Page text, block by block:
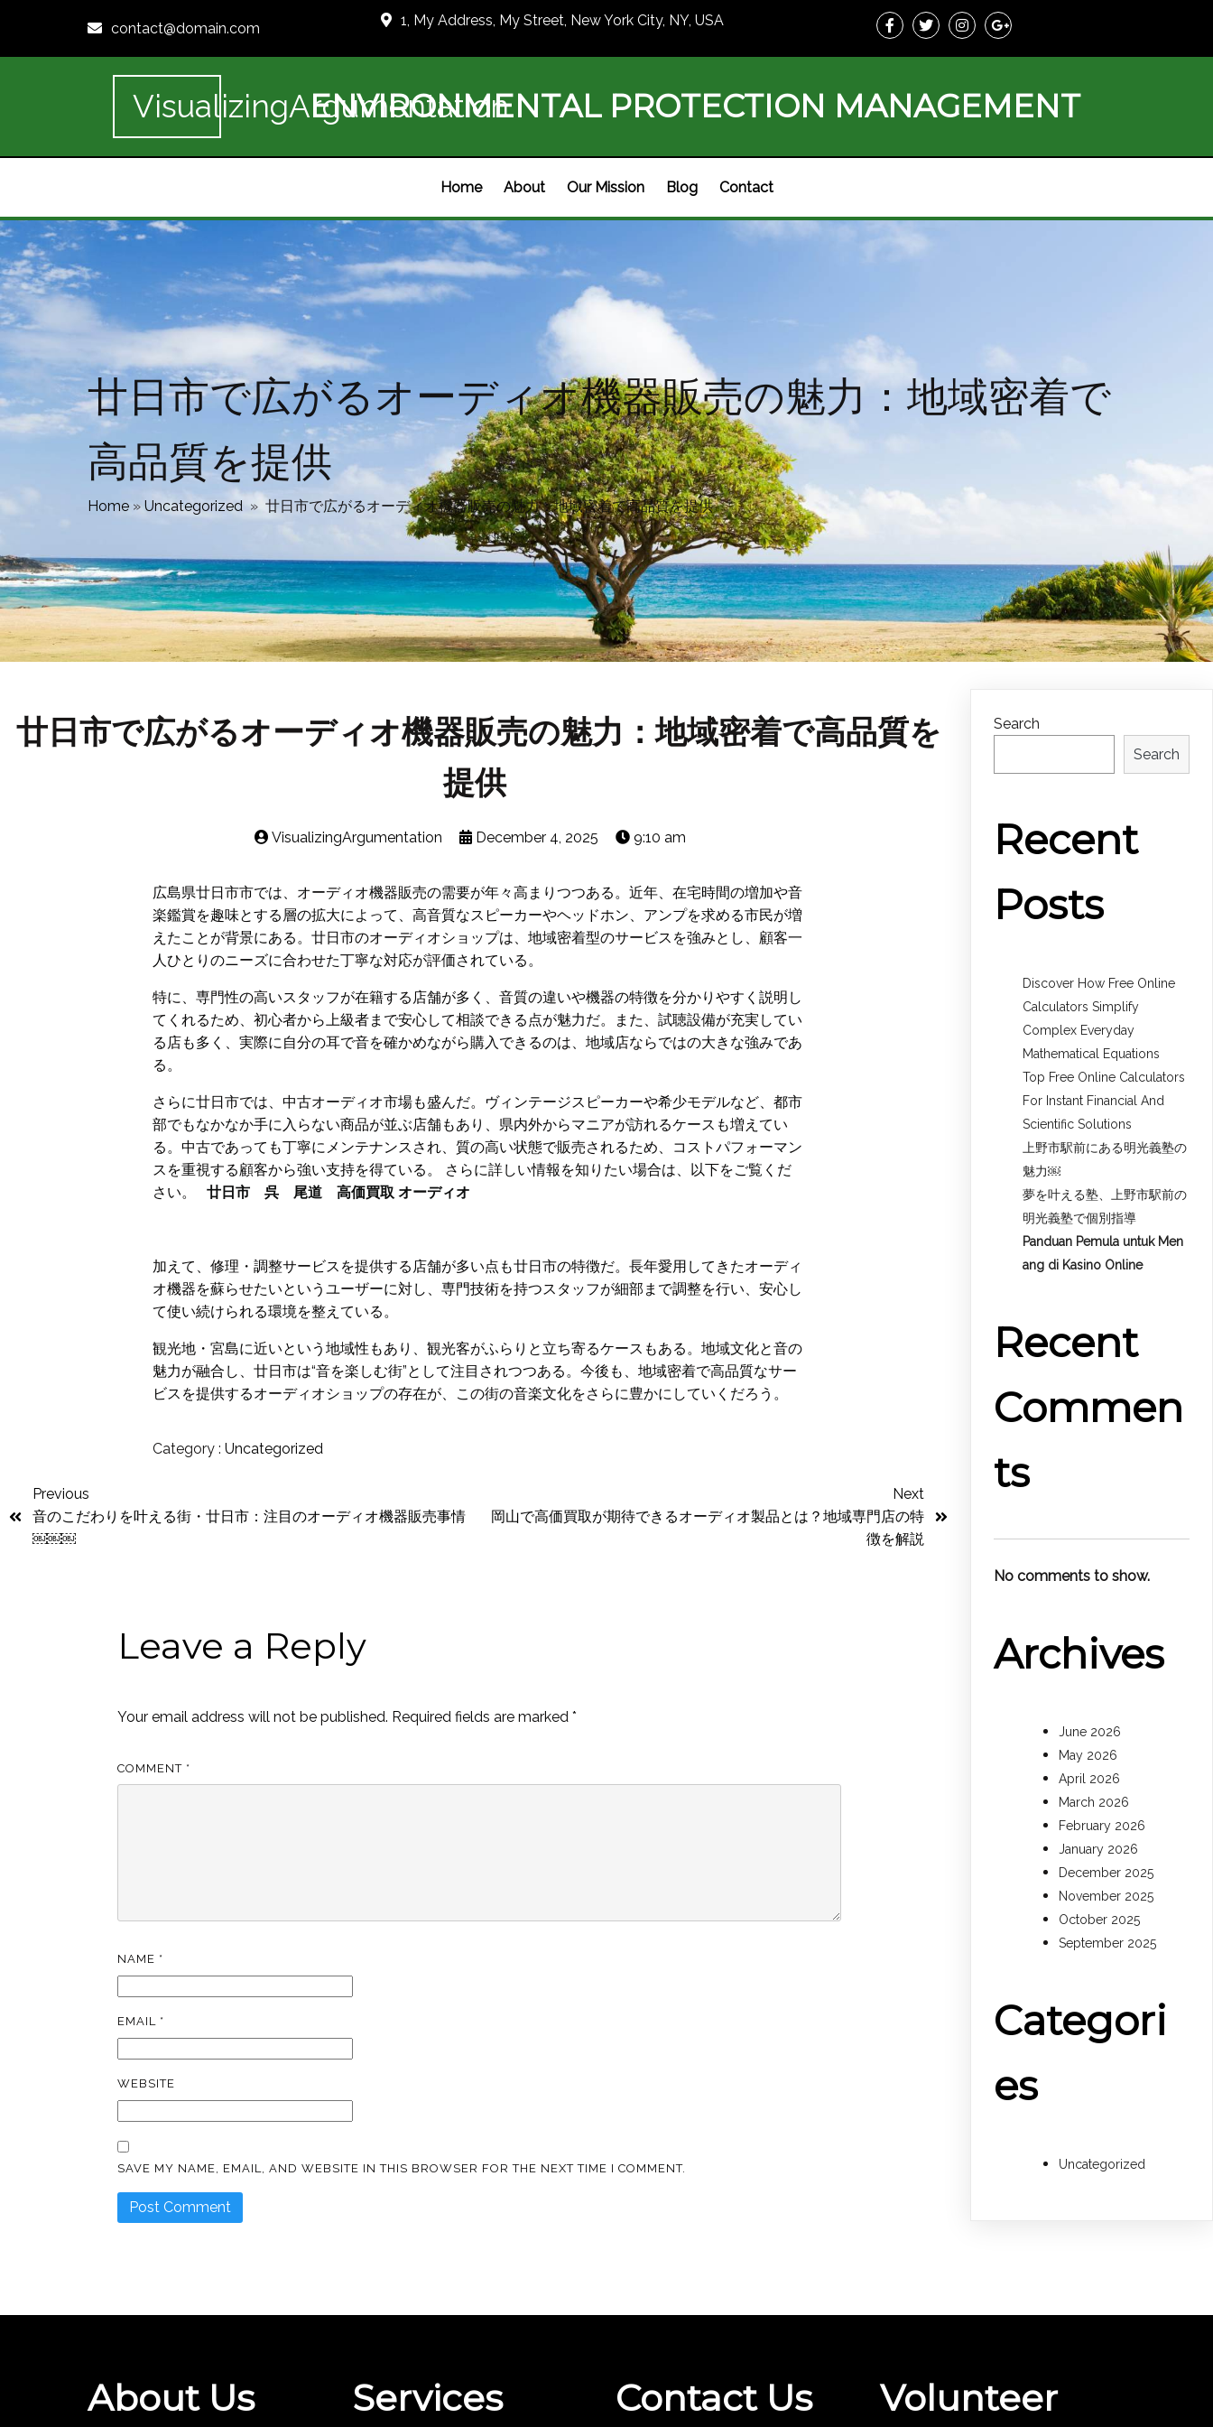
contact@domain.com 1, My Address, My Street, New York City, NY, USA
VisualizingArgumentation
ENVIRONMENTAL PROTECTION MANAGEMENT
Home About Our Mission Blog Contact
廿日市で広がるオーディオ機器販売の魅力：地域密着で
高品質を提供
Home » Uncategorized » 廿日市で広がるオーディオ機器販売の魅力：地域密着で高品質を提供
廿日市で広がるオーディオ機器販売の魅力：地域密着で高品質を
提供
VisualizingArgumentation December 4, 2025 9:10 am
広島県廿日市市では、オーディオ機器販売の需要が年々高まりつつある。近年、在宅時間の増加や音
楽鑑賞を趣味とする層の拡大によって、高音質なスピーカーやヘッドホン、アンプを求める市民が増
えたことが背景にある。廿日市のオーディオショップは、地域密着型のサービスを強みとし、顧客一
人ひとりのニーズに合わせた丁寧な対応が評価されている。
特に、専門性の高いスタッフが在籍する店舗が多く、音質の違いや機器の特徴を分かりやすく説明し
てくれるため、初心者から上級者まで安心して相談できる点が魅力だ。また、試聴設備が充実してい
る店も多く、実際に自分の耳で音を確かめながら購入できるのは、地域店ならではの大きな強みであ
る。
さらに廿日市では、中古オーディオ市場も盛んだ。ヴィンテージスピーカーや希少モデルなど、都市
部でもなかなか手に入らない商品が並ぶ店舗もあり、県内外からマニアが訪れるケースも増えてい
る。中古であっても丁寧にメンテナンスされ、質の高い状態で販売されるため、コストパフォーマン
スを重視する顧客から強い支持を得ている。 さらに詳しい情報を知りたい場合は、以下をご覧くだ
さい。
廿日市 呉 尾道 高価買取 オーディオ
加えて、修理・調整サービスを提供する店舗が多い点も廿日市の特徴だ。長年愛用してきたオーディ
オ機器を蘇らせたいというユーザーに対し、専門技術を持つスタッフが細部まで調整を行い、安心し
て使い続けられる環境を整えている。
観光地・宮島に近いという地域性もあり、観光客がふらりと立ち寄るケースもある。地域文化と音の
魅力が融合し、廿日市は“音を楽しむ街”として注目されつつある。今後も、地域密着で高品質なサー
ビスを提供するオーディオショップの存在が、この街の音楽文化をさらに豊かにしていくだろう。
Category : Uncategorized
Previous
音のこだわりを叶える街・廿日市：注目のオーディオ機器販売事情
￼￼￼
Next
岡山で高価買取が期待できるオーディオ製品とは？地域専門店の特
徴を解説
Leave a Reply
Your email address will not be published. Required fields are marked*
COMMENT *
NAME *
EMAIL *
WEBSITE
SAVE MY NAME, EMAIL, AND WEBSITE IN THIS BROWSER FOR THE NEXT TIME I COMMENT.
Search
Search
Recent
Posts
Discover How Free Online
Calculators Simplify
Complex Everyday
Mathematical Equations
Top Free Online Calculators
For Instant Financial And
Scientific Solutions
上野市駅前にある明光義塾の
魅力￼
夢を叶える塾、上野市駅前の
明光義塾で個別指導
Panduan Pemula untuk Men
ang di Kasino Online
Recent
Commen
ts
No comments to show.
Archives
June 2026
May 2026
April 2026
March 2026
February 2026
January 2026
December 2025
November 2025
October 2025
September 2025
Categori
es
Uncategorized
About Us Services Contact Us Volunteer